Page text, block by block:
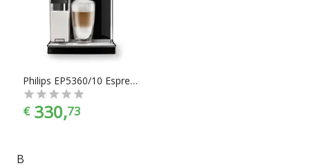
prijscategorieën, voor ieder is er wel wat wils. En met ook
nog eens de juiste kleurselectie vind je de kleur die het beste
bij jouw keukeninrichting past.
Philips EP5360/10 Espressomachine
€ 330,73
B